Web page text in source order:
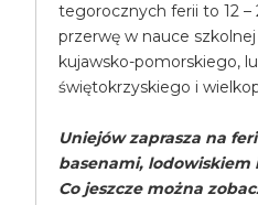
tegorocznych ferii to 12
przerwę w nauce
kujawsko-pomorskiego,
świętokrzyskiego i
Uniejów zaprasza na
basenami, lodowiskiem
Co jeszcze można